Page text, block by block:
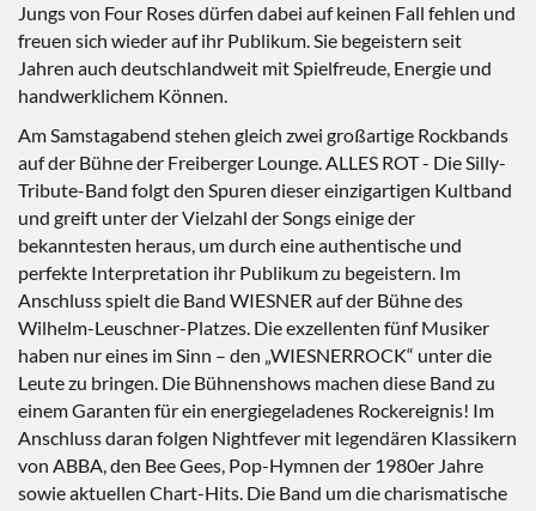
Jungs von Four Roses dürfen dabei auf keinen Fall fehlen und
freuen sich wieder auf ihr Publikum. Sie begeistern seit
Jahren auch deutschlandweit mit Spielfreude, Energie und
handwerklichem Können.
Am Samstagabend stehen gleich zwei großartige Rockbands
auf der Bühne der Freiberger Lounge. ALLES ROT - Die Silly-
Tribute-Band folgt den Spuren dieser einzigartigen Kultband
und greift unter der Vielzahl der Songs einige der
bekanntesten heraus, um durch eine authentische und
perfekte Interpretation ihr Publikum zu begeistern. Im
Anschluss spielt die Band WIESNER auf der Bühne des
Wilhelm-Leuschner-Platzes. Die exzellenten fünf Musiker
haben nur eines im Sinn – den „WIESNERROCK“ unter die
Leute zu bringen. Die Bühnenshows machen diese Band zu
einem Garanten für ein energiegeladenes Rockereignis! Im
Anschluss daran folgen Nightfever mit legendären Klassikern
von ABBA, den Bee Gees, Pop-Hymnen der 1980er Jahre
sowie aktuellen Chart-Hits. Die Band um die charismatische